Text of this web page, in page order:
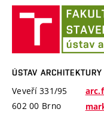
Modelářská dílna
ARC Siola
Cena Arnošta
Konference Krajina
Ateliéry a pracoviště
Historie ústavu
Absolventi
Úspěchy
ÚSTAV ARCHITEKTURY
Veveří 331/95
602 00 Brno